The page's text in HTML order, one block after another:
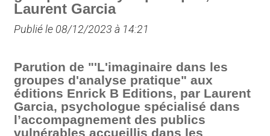
Laurent Garcia
Publié le 08/12/2023 à 14:21
Parution de "'L'imaginaire dans les
groupes d'analyse pratique" aux
éditions Enrick B Editions, par Laurent
Garcia, psychologue spécialisé dans
l’accompagnement des publics
vulnérables accueillis dans les